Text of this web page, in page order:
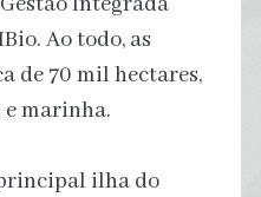
Ao todo, as
de 70 mil hectares,
marinha.
ilha do